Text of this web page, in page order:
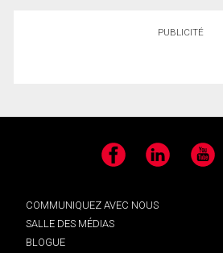
PUBLICITÉ
Facebook LinkedIn YouTube
COMMUNIQUEZ AVEC NOUS
SALLE DES MÉDIAS
BLOGUE